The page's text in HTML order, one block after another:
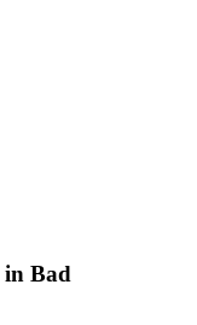
in Bad